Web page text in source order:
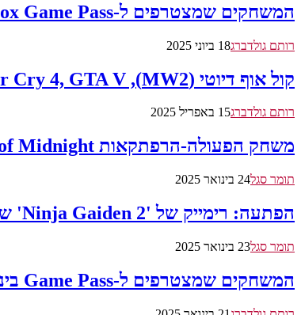
המשחקים שמצטרפים ל-Xbox Game Pass ביוני 2025: וורקראפט, טומב ריידר, קול אוף דיוטי, Rematch ועוד
רותם גולדברג18 ביוני 2025
קול אוף דיוטי (MW2), Far Cry 4, GTA V ועוד מגיעים ל-Xbox Game Pass
רותם גולדברג15 באפריל 2025
משחק הפעולה-הרפתקאות South of Midnight ישוחרר באפריל הקרוב
תומר סגל24 בינואר 2025
הפתעה: רימייק של 'Ninja Gaiden 2' שוחרר היום למנויי Xbox Game Pass
תומר סגל23 בינואר 2025
המשחקים שמצטרפים ל-Game Pass בינואר 2025: "פאר קריי", "Sniper Elite" ועוד